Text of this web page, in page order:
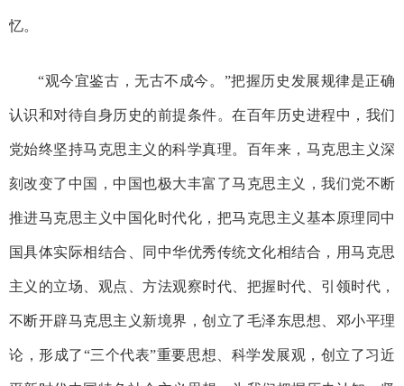
忆。
“观今宜鉴古，无古不成今。”把握历史发展规律是正确
认识和对待自身历史的前提条件。在百年历史进程中，我们
党始终坚持马克思主义的科学真理。百年来，马克思主义深
刻改变了中国，中国也极大丰富了马克思主义，我们党不断
推进马克思主义中国化时代化，把马克思主义基本原理同中
国具体实际相结合、同中华优秀传统文化相结合，用马克思
主义的立场、观点、方法观察时代、把握时代、引领时代，
不断开辟马克思主义新境界，创立了毛泽东思想、邓小平理
论，形成了“三个代表”重要思想、科学发展观，创立了习近